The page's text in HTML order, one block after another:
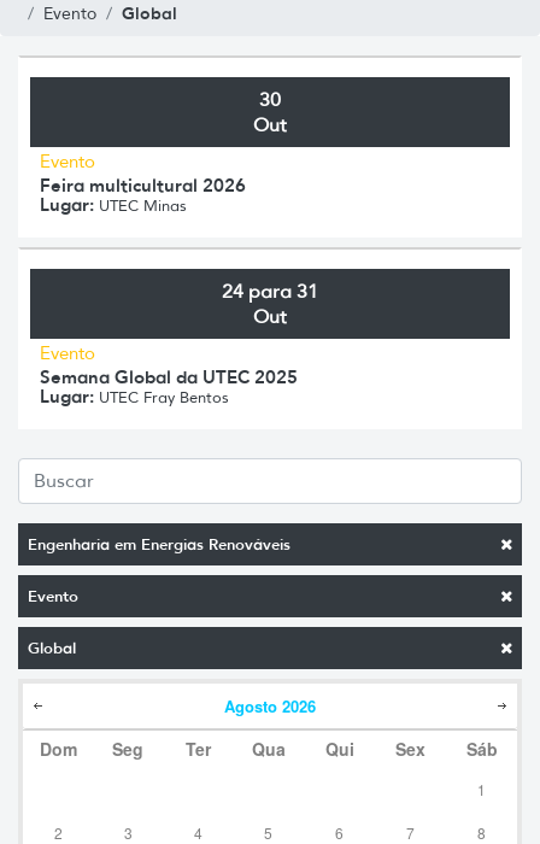
Evento
Global
Engenharia em Energias Renováveis
Evento
Global
Agosto 2026
Dom Seg Ter Qua Qui Sex Sáb
1
2 3 4 5 6 7 8
30
Out
Evento
Feira multicultural 2026
Lugar: UTEC Minas
24 para 31
Out
Evento
Semana Global da UTEC 2025
Lugar: UTEC Fray Bentos